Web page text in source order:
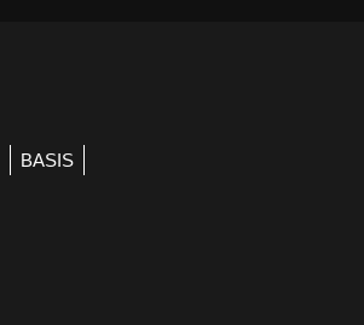
BASIS